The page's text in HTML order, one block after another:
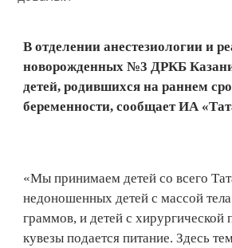
В отделении анестезиологии и
новорожденных №3 ДРКБ
детей, родившихся на раннем
беременности, сообщает ИА
«Мы принимаем детей со всего
недоношенных детей с массой
граммов, и детей с хирургической
кувезы подается питание. Здесь